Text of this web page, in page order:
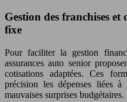
Gestion des franchises et
fixe
Pour faciliter la gestion
assurances auto senior
cotisations adaptées. Ces
précision les dépenses liées à
mauvaises surprises budgétaires.